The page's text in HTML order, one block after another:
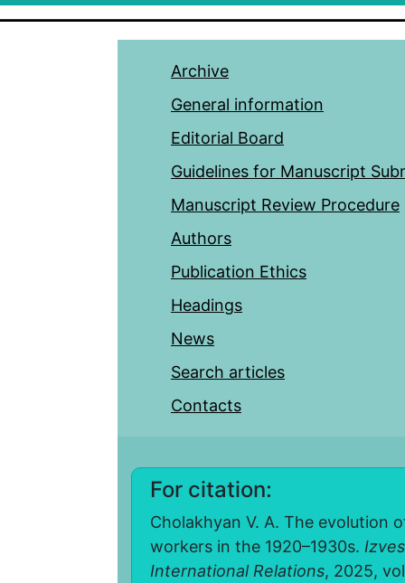
Archive
General information
Editorial Board
Guidelines for Manuscript
Manuscript Review Procedure
Authors
Publication Ethics
Headings
News
Search articles
Contacts
For citation:
Cholakhyan V. A. The evolution
workers in the 1920–1930s.
International Relations, 2025,